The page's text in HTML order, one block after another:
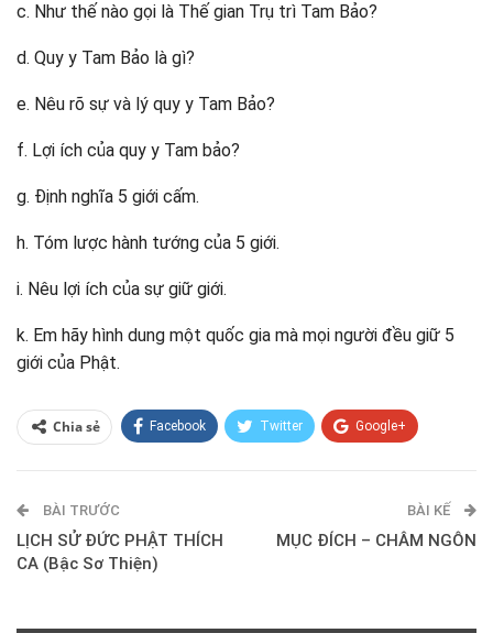
c. Như thế nào gọi là Thế gian Trụ trì Tam Bảo?
d. Quy y Tam Bảo là gì?
e. Nêu rõ sự và lý quy y Tam Bảo?
f. Lợi ích của quy y Tam bảo?
g. Định nghĩa 5 giới cấm.
h. Tóm lược hành tướng của 5 giới.
i. Nêu lợi ích của sự giữ giới.
k. Em hãy hình dung một quốc gia mà mọi người đều giữ 5
giới của Phật.
Chia sẻ Facebook Twitter Google+
E-mail
BÀI TRƯỚC
LỊCH SỬ ĐỨC PHẬT THÍCH
CA (Bậc Sơ Thiện)
BÀI KẾ
MỤC ĐÍCH – CHÂM NGÔN